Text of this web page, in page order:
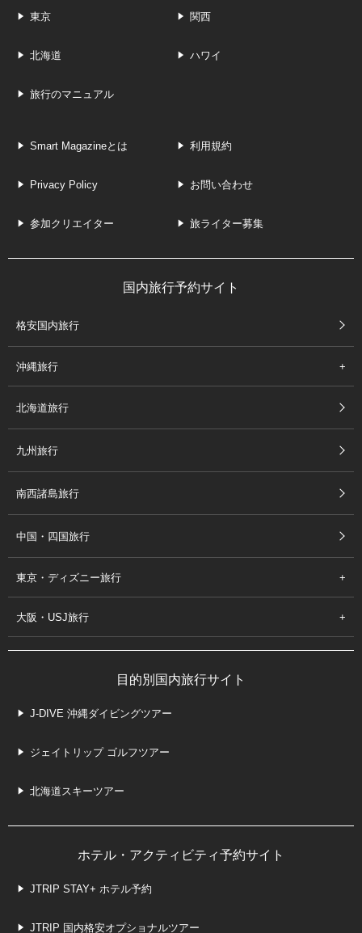
東京 関西
北海道 ハワイ
旅行のマニュアル
Smart Magazineとは 利用規約
Privacy Policy お問い合わせ
参加クリエイター 旅ライター募集
国内旅行予約サイト
格安国内旅行
沖縄旅行
北海道旅行
九州旅行
南西諸島旅行
中国・四国旅行
東京・ディズニー旅行
大阪・USJ旅行
目的別国内旅行サイト
J-DIVE 沖縄ダイビングツアー
ジェイトリップ ゴルフツアー
北海道スキーツアー
ホテル・アクティビティ予約サイト
JTRIP STAY+ ホテル予約
JTRIP 国内格安オプショナルツアー